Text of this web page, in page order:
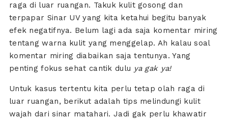
raga di luar ruangan. Takuk kulit gosong dan
terpapar Sinar UV yang kita ketahui begitu banyak
efek negatifnya. Belum lagi ada saja komentar miring
tentang warna kulit yang menggelap. Ah kalau soal
komentar miring diabaikan saja tentunya. Yang
penting fokus sehat cantik dulu ya gak ya!
Untuk kasus tertentu kita perlu tetap olah raga di
luar ruangan, berikut adalah tips melindungi kulit
wajah dari sinar matahari. Jadi gak perlu khawatir